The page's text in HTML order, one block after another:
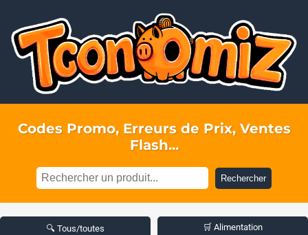
Codes Promo, Erreurs de Prix, Ventes
Flash...
Rechercher
🔍 Tous/toutes 🛒 Alimentation